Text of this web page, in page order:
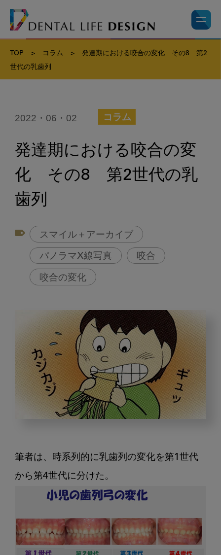
TOP > コラム >
発達期における咬合の変化 その8 第2
世代の乳歯列
2022・06・02 コラム
発達期における咬合の変
化 その8 第2世代の乳
歯列
スマイル＋アーカイブ
パノラマX線写真 咬合
咬合の変化
期
に
お
合
の
筆者は、時系列的に乳歯列の変化を第1世代